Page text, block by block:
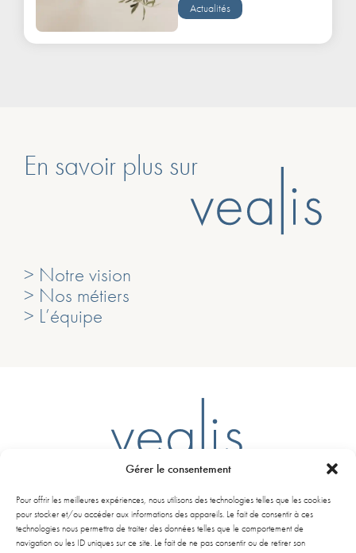
Gérer le consentement
Pour offrir les meilleures expériences, nous utilisons des technologies telles que les cookies
pour stocker et/ou accéder aux informations des appareils. Le fait de consentir à ces
technologies nous permettra de traiter des données telles que le comportement de
navigation ou les ID uniques sur ce site. Le fait de ne pas consentir ou de retirer son
Actualités
En savoir plus sur
> Notre vision
> Nos métiers
> L’équipe
261 Avenue de la libération Charles de Gaulle
33110 Le Bouscat